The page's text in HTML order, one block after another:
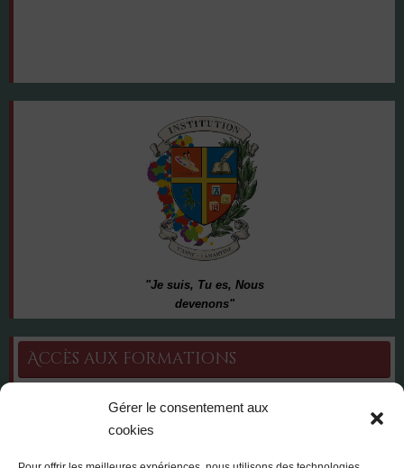
Gérer le consentement aux
cookies
"Je suis, Tu es, Nous
devenons"
Accès aux formations
Bac Technologique série ST2S